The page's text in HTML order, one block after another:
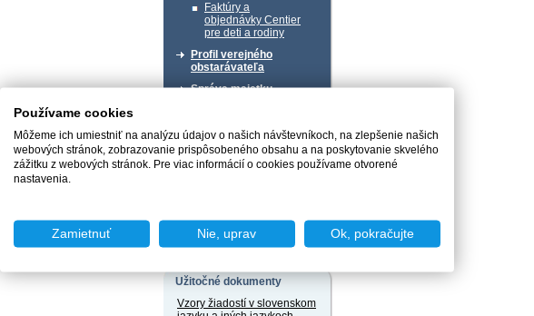
Faktúry a
objednávky Centier
pre deti a rodiny
Profil verejného
obstarávateľa
Správa majetku
Chcem podať podnet
Užitočné dokumenty
Vzory žiadostí v slovenskom
Používame cookies
Môžeme ich umiestniť na analýzu údajov o našich návštevníkoch, na zlepšenie našich
webových stránok, zobrazovanie prispôsobeného obsahu a na poskytovanie skvelého
zážitku z webových stránok. Pre viac informácií o cookies používame otvorené
nastavenia.
Zamietnuť Nie, uprav Ok, pokračujte